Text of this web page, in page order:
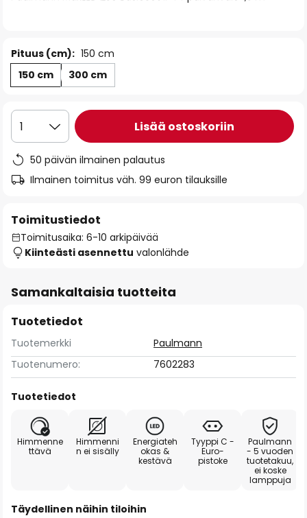
Pituus (cm): 150 cm
150 cm
300 cm
1 Lisää ostoskoriin
50 päivän ilmainen palautus
Ilmainen toimitus väh. 99 euron tilauksille
Toimitustiedot
Toimitusaika: 6-10 arkipäivää
Kiinteästi asennettu valonlähde
Samankaltaisia tuotteita
Tuotetiedot
Tuotemerkki
Paulmann
Tuotenumero:
7602283
Tuotetiedot
Himmenne
ttävä
Himmenni
n ei sisälly
Energiateh
okas &
kestävä
Tyyppi C -
Euro-
pistoke
Paulmann
- 5 vuoden
tuotetakuu,
ei koske
lamppuja
Täydellinen näihin tiloihin